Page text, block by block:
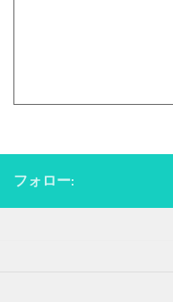
フォロー: